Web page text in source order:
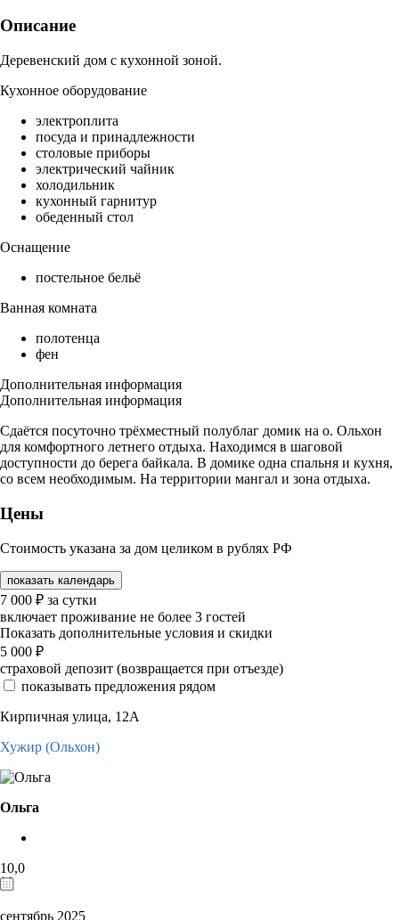
Описание
Деревенский дом с кухонной зоной.
Кухонное оборудование
электроплита
посуда и принадлежности
столовые приборы
электрический чайник
холодильник
кухонный гарнитур
обеденный стол
Оснащение
постельное бельё
Ванная комната
полотенца
фен
Дополнительная информация
Дополнительная информация
Сдаётся посуточно трёхместный полублаг домик на о. Ольхон
для комфортного летнего отдыха. Находимся в шаговой
доступности до берега байкала. В домике одна спальня и кухня,
со всем необходимым. На территории мангал и зона отдыха.
Цены
Стоимость указана за дом целиком в рублях РФ
показать календарь
7 000 ₽ за сутки
включает проживание не более 3 гостей
Показать дополнительные условия и скидки
5 000 ₽
страховой депозит (возвращается при отъезде)
показывать предложения рядом
Кирпичная улица, 12А
Хужир (Ольхон)
Ольга
10,0
сентябрь 2025